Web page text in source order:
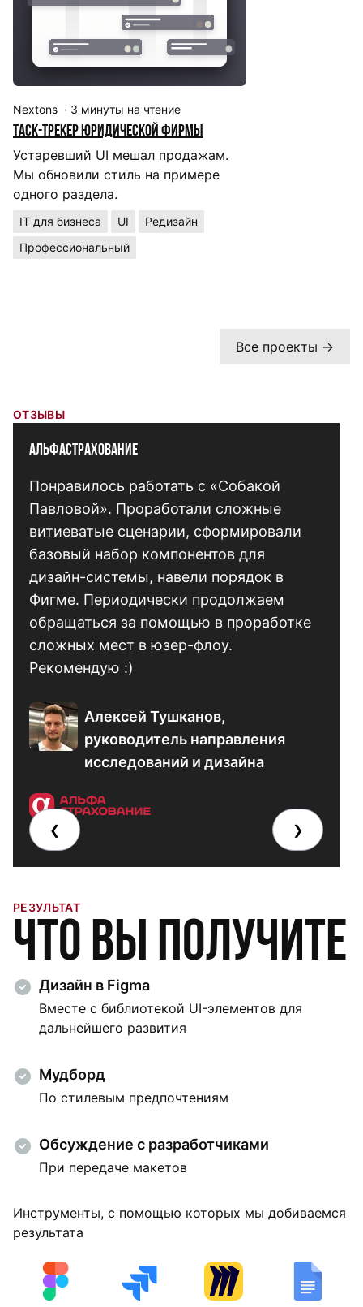
Nextons · 3 минуты на чтение
Таск-трекер юридической фирмы
Устаревший UI мешал продажам.
Мы обновили стиль на примере
одного раздела.
IT для бизнеса UI
Редизайн
Профессиональный
Все проекты →
ОТЗЫВЫ
❮ ❯
АльфаСтрахование
Понравилось работать с «Собакой
Павловой». Проработали сложные
витиеватые сценарии, сформировали
базовый набор компонентов для
дизайн-системы, навели порядок в
Фигме. Периодически продолжаем
обращаться за помощью в проработке
сложных мест в юзер-флоу.
Рекомендую :)
Алексей Тушканов,
руководитель направления
исследований и дизайна
РЕЗУЛЬТАТ
Что вы получите
Дизайн в Figma
Вместе с библиотекой UI-элементов для
дальнейшего развития
Мудборд
По стилевым предпочтениям
Обсуждение с разработчиками
При передаче макетов
Инструменты, с помощью которых мы добиваемся
результата